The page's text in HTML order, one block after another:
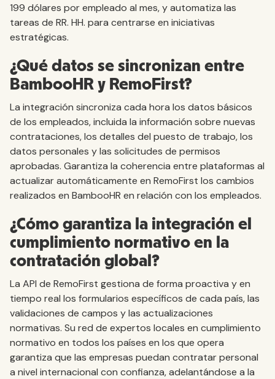
199 dólares por empleado al mes, y automatiza las
tareas de RR. HH. para centrarse en iniciativas
estratégicas.
¿Qué datos se sincronizan entre
BambooHR y RemoFirst?
La integración sincroniza cada hora los datos básicos
de los empleados, incluida la información sobre nuevas
contrataciones, los detalles del puesto de trabajo, los
datos personales y las solicitudes de permisos
aprobadas. Garantiza la coherencia entre plataformas al
actualizar automáticamente en RemoFirst los cambios
realizados en BambooHR en relación con los empleados.
¿Cómo garantiza la integración el
cumplimiento normativo en la
contratación global?
La API de RemoFirst gestiona de forma proactiva y en
tiempo real los formularios específicos de cada país, las
validaciones de campos y las actualizaciones
normativas. Su red de expertos locales en cumplimiento
normativo en todos los países en los que opera
garantiza que las empresas puedan contratar personal
a nivel internacional con confianza, adelantándose a la